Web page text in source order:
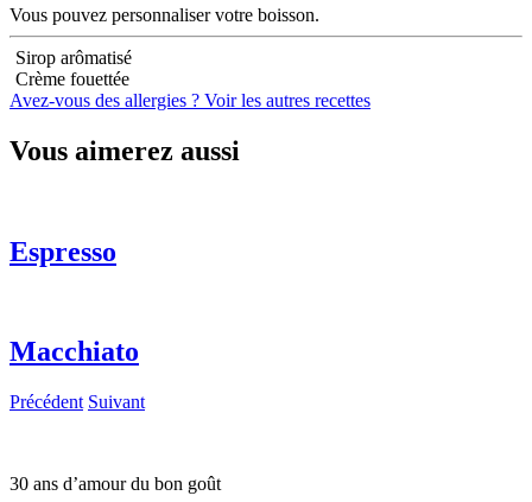
Vous pouvez personnaliser votre boisson.
Sirop arômatisé
Crème fouettée
Avez-vous des allergies ? Voir les autres recettes
Vous aimerez aussi
Espresso
Macchiato
Précédent Suivant
30 ans d’amour du bon goût